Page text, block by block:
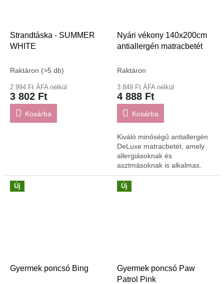
Strandtáska - SUMMER
WHITE
Raktáron (>5 db)
2 994 Ft ÁFA nélkül
3 802 Ft
Kosárba
Nyári vékony 140x200cm
antiallergén matracbetét
Raktáron
3 849 Ft ÁFA nélkül
4 888 Ft
Kosárba
Kiváló minőségű antiallergén
DeLuxe matracbetét, amely
allergiásoknak és
asztmásoknak is alkalmas.
Új
Gyermek poncsó Bing
Új
Gyermek poncsó Paw
Patrol Pink